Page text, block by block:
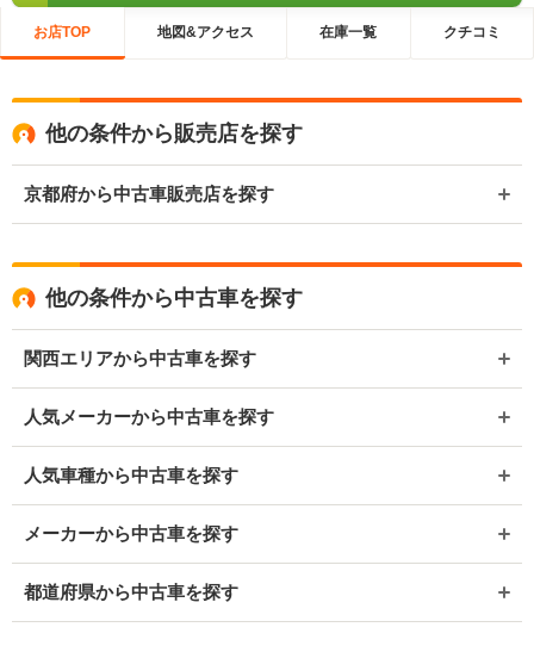
お店TOP 地図&アクセス 在庫一覧 クチコミ
他の条件から販売店を探す
京都府から中古車販売店を探す
他の条件から中古車を探す
関西エリアから中古車を探す
人気メーカーから中古車を探す
人気車種から中古車を探す
メーカーから中古車を探す
都道府県から中古車を探す